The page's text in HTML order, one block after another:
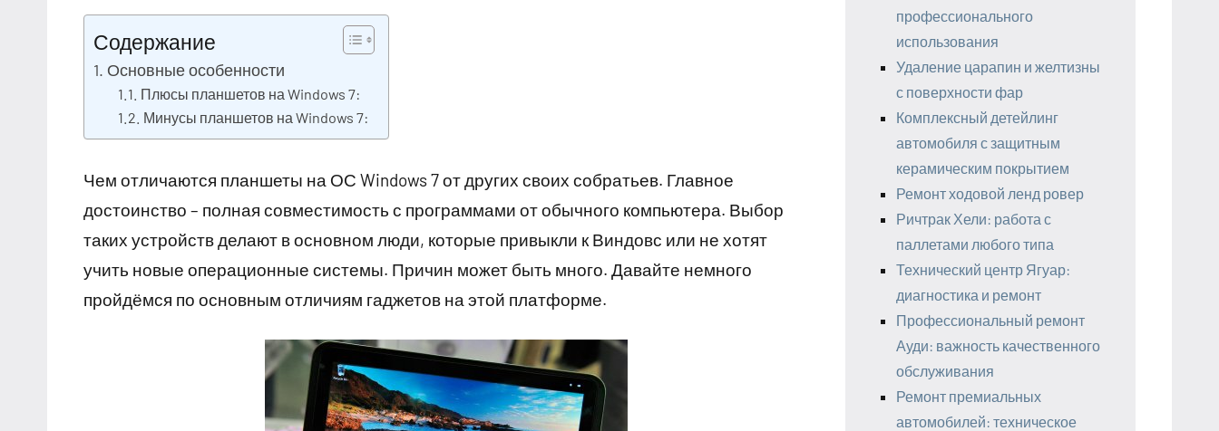
Содержание
Основные особенности
Плюсы планшетов на Windows 7:
Минусы планшетов на Windows 7:
Чем отличаются планшеты на ОС Windows 7 от других своих собратьев. Главное
достоинство – полная совместимость с программами от обычного компьютера. Выбор
таких устройств делают в основном люди, которые привыкли к Виндовс или не хотят
учить новые операционные системы. Причин может быть много. Давайте немного
пройдёмся по основным отличиям гаджетов на этой платформе.
профессионального
использования
Удаление царапин и желтизны
с поверхности фар
Комплексный детейлинг
автомобиля с защитным
керамическим покрытием
Ремонт ходовой ленд ровер
Ричтрак Хели: работа с
паллетами любого типа
Технический центр Ягуар:
диагностика и ремонт
Профессиональный ремонт
Ауди: важность качественного
обслуживания
Ремонт премиальных
автомобилей: техническое